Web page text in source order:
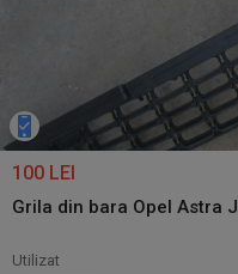
100 LEI
Grila din bara Opel Astra J
Utilizat